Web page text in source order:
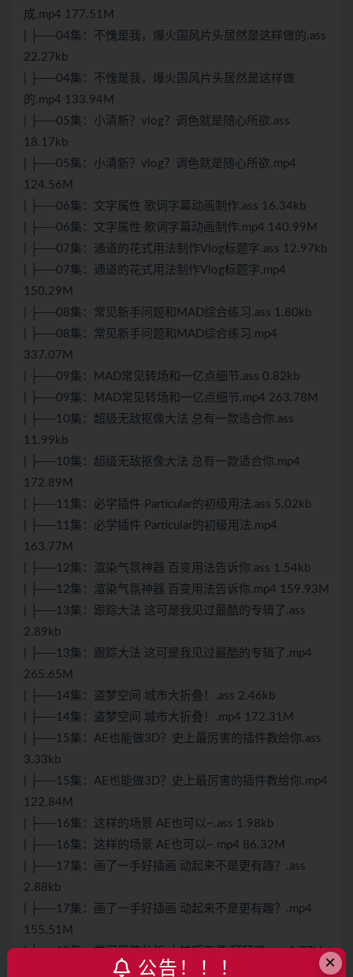
成.mp4 177.51M
| ├──04集：不愧是我，爆火国风片头居然是这样做的.ass
22.27kb
| ├──04集：不愧是我，爆火国风片头居然是这样做
的.mp4 133.94M
| ├──05集：小清新？vlog？调色就是随心所欲.ass
18.17kb
| ├──05集：小清新？vlog？调色就是随心所欲.mp4
124.56M
| ├──06集：文字属性 歌词字幕动画制作.ass 16.34kb
| ├──06集：文字属性 歌词字幕动画制作.mp4 140.99M
| ├──07集：通道的花式用法制作Vlog标题字.ass 12.97kb
| ├──07集：通道的花式用法制作Vlog标题字.mp4
150.29M
| ├──08集：常见新手问题和MAD综合练习.ass 1.80kb
| ├──08集：常见新手问题和MAD综合练习.mp4
337.07M
| ├──09集：MAD常见转场和一亿点细节.ass 0.82kb
| ├──09集：MAD常见转场和一亿点细节.mp4 263.78M
| ├──10集：超级无敌抠像大法 总有一款适合你.ass
11.99kb
| ├──10集：超级无敌抠像大法 总有一款适合你.mp4
172.89M
| ├──11集：必学插件 Particular的初级用法.ass 5.02kb
| ├──11集：必学插件 Particular的初级用法.mp4
163.77M
| ├──12集：渲染气氛神器 百变用法告诉你.ass 1.54kb
| ├──12集：渲染气氛神器 百变用法告诉你.mp4 159.93M
| ├──13集：跟踪大法 这可是我见过最酷的专辑了.ass
2.89kb
| ├──13集：跟踪大法 这可是我见过最酷的专辑了.mp4
265.65M
| ├──14集：盗梦空间 城市大折叠！.ass 2.46kb
| ├──14集：盗梦空间 城市大折叠！.mp4 172.31M
| ├──15集：AE也能做3D？史上最厉害的插件教给你.ass
3.33kb
| ├──15集：AE也能做3D？史上最厉害的插件教给你.mp4
122.84M
| ├──16集：这样的场景 AE也可以~.ass 1.98kb
| ├──16集：这样的场景 AE也可以~.mp4 86.32M
| ├──17集：画了一手好插画 动起来不是更有趣？.ass
2.88kb
| ├──17集：画了一手好插画 动起来不是更有趣？.mp4
155.51M
| ├──18集：学习思路分析 小技巧工具 拜拜咯.ass 1.77kb
| ├──18集：学习思路分析 小技巧工具 拜拜咯.mp4
×
公告！！！